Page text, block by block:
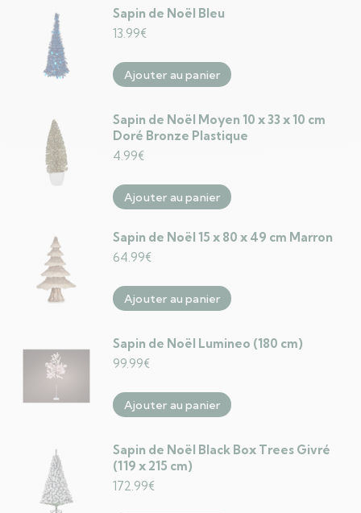
Sapin de Noël Bleu
13.99€
Ajouter au panier
Sapin de Noël Moyen 10 x 33 x 10 cm
Doré Bronze Plastique
4.99€
Ajouter au panier
Sapin de Noël 15 x 80 x 49 cm Marron
64.99€
Ajouter au panier
Sapin de Noël Lumineo (180 cm)
99.99€
Ajouter au panier
Sapin de Noël Black Box Trees Givré
(119 x 215 cm)
172.99€